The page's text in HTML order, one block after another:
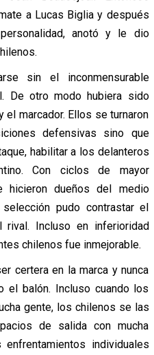
a Lucas Biglia y después
anotó y le dio
sin el inconmensurable
De otro modo hubiera sido
marcador. Ellos se turnaron
defensivas sino que
habilitar a los delanteros
Con ciclos de mayor
hicieron dueños del medio
pudo contrastar el
Incluso en inferioridad
chilenos fue inmejorable.
certera en la marca y nunca
el balón. Incluso cuando los
gente, los chilenos se las
de salida con mucha
individuales